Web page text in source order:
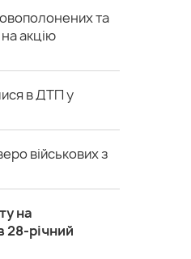
та
акцію
в ДТП у
військових з
на
28-річний